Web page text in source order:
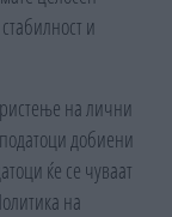
и
на лични
добиени
ќе се чуваат
на